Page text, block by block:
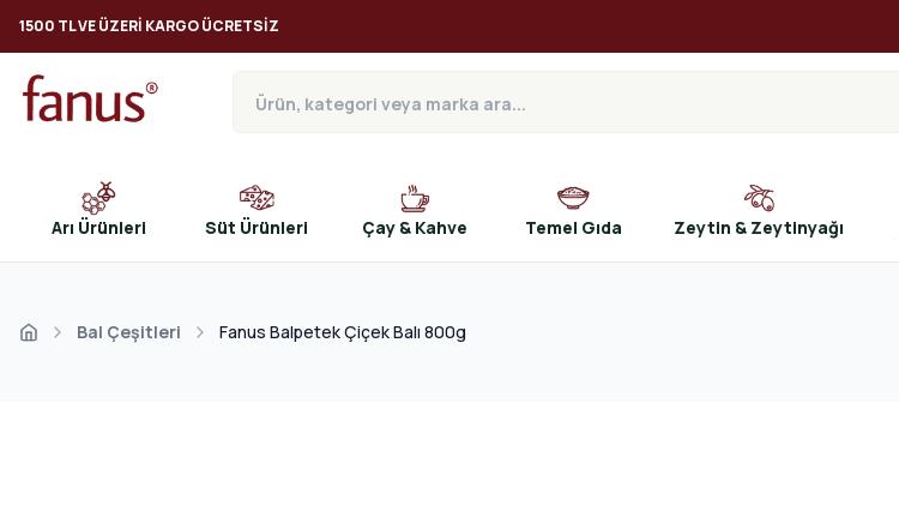
1500 TL VE ÜZERI KARGO ÜCRETSIZ
Arı Ürünleri Süt Ürünleri Çay & Kahve Temel Gıda Zeytin & Zeytinyağı
Bal Çeşitleri Fanus Balpetek Çiçek Balı 800g